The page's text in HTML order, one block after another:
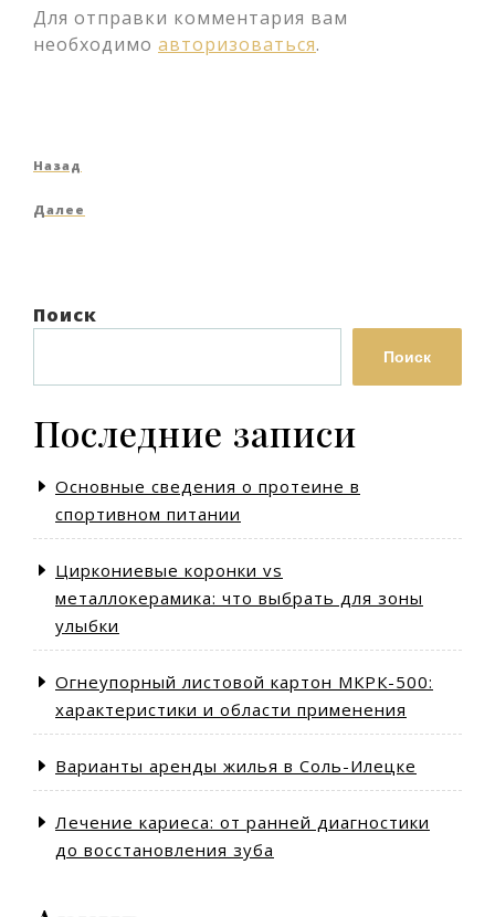
Для отправки комментария вам
необходимо авторизоваться.
Навигация
по
Предыдущая
Назад
Следующая
Далее
Поиск
Поиск
Последние записи
Основные сведения о протеине в
спортивном питании
Циркониевые коронки vs
металлокерамика: что выбрать для зоны
улыбки
Огнеупорный листовой картон МКРК-500:
характеристики и области применения
Варианты аренды жилья в Соль-Илецке
Лечение кариеса: от ранней диагностики
до восстановления зуба